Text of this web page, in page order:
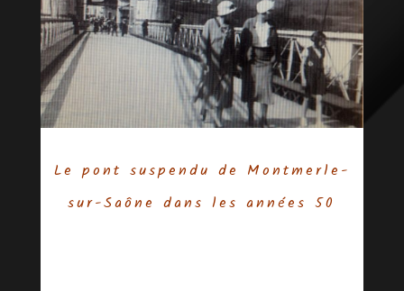
Le pont suspendu de Montmerle-
sur-Saône dans les années 50